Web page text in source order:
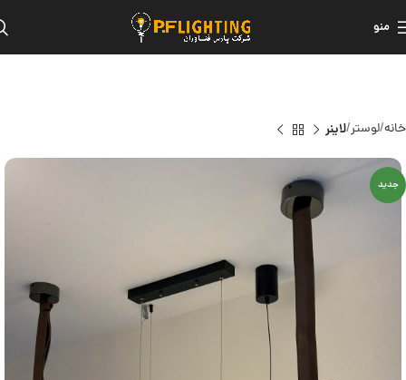
منو
خانه لوستر لاینر
جدید